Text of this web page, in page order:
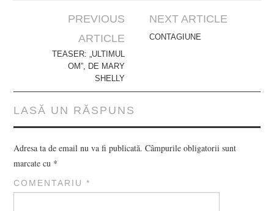
navigation
PREVIOUS
ARTICLE
TEASER: „ULTIMUL
OM”, DE MARY
SHELLY
NEXT ARTICLE
CONTAGIUNE
LASĂ UN RĂSPUNS
Adresa ta de email nu va fi publicată. Câmpurile obligatorii sunt
marcate cu *
COMENTARIU*